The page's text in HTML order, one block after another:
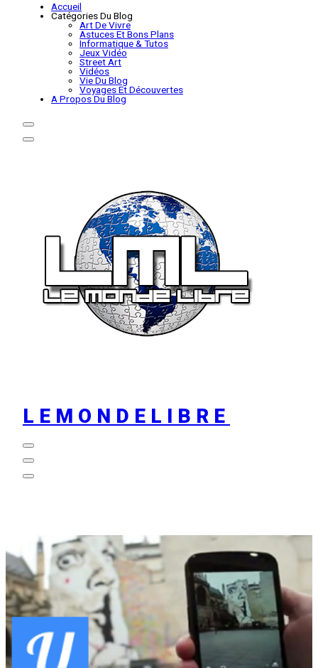
Accueil
Catégories Du Blog
Art De Vivre
Astuces Et Bons Plans
Informatique & Tutos
Jeux Vidéo
Street Art
Vidéos
Vie Du Blog
Voyages Et Découvertes
A Propos Du Blog
LEMONDELIBRE